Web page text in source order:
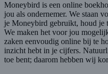
Moneybird is een online
jou als ondernemer. We staan
je Moneybird gebruikt, houd je
We maken het voor jou
zaken eenvoudig online bij te
inzicht hebt in je cijfers.
toe bent; daarom hebben wij